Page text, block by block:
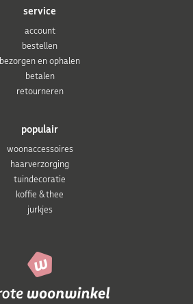
populair
woonaccessoires
haarverzorging
tuindecoratie
koffie & thee
jurkjes
service
account
bestellen
bezorgen en ophalen
betalen
retourneren